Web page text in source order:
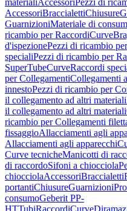
materialiAccessoriPezzi di
AccessoriBraccialettiChiusure
GuarnizioniMateriale di
ricambio per RaccordiCurve
d'ispezionePezzi di ricambio
specialiPezzi di ricambio per
SuperTubeCurveRaccordi
per CollegamentiCollegamenti
innestoPezzi di ricambio per
il collegamento ad altri materiali
il collegamento ad altri materiali
ricambio per Collegamenti
fissaggioAllacciamenti agli
Allacciamenti agli apparecchi
Curve tecnicheManicotti di
di raccordoSifoni a chiocciola
chiocciolaAccessoriBraccialetti
portantiChiusureGuarnizioni
consumoGeberit PP-
HTTubiRaccordiCurve